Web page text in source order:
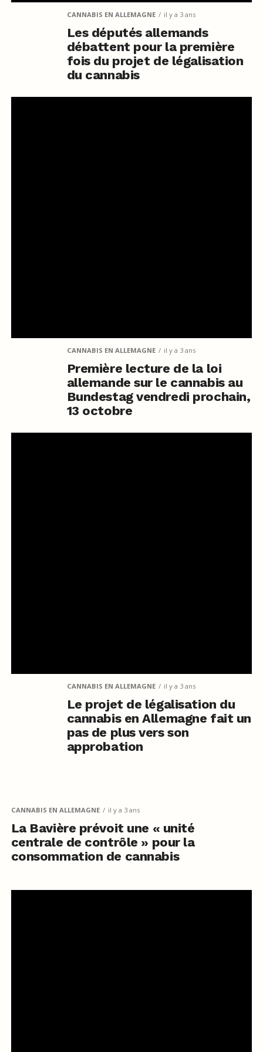
CANNABIS EN ALLEMAGNE il y a 3 ans
Les députés allemands
débattent pour la première
fois du projet de légalisation
du cannabis
CANNABIS EN ALLEMAGNE il y a 3 ans
Première lecture de la loi
allemande sur le cannabis au
Bundestag vendredi prochain,
13 octobre
CANNABIS EN ALLEMAGNE il y a 3 ans
Le projet de légalisation du
cannabis en Allemagne fait un
pas de plus vers son
approbation
CANNABIS EN ALLEMAGNE il y a 3 ans
La Bavière prévoit une « unité
centrale de contrôle » pour la
consommation de cannabis